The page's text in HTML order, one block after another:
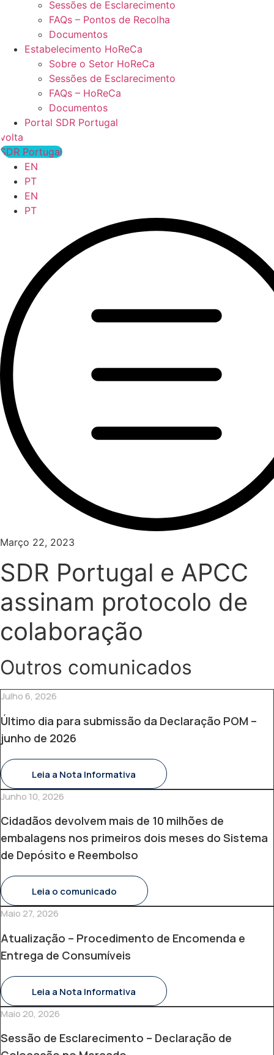
Sessões de Esclarecimento
FAQs – Pontos de Recolha
Documentos
Estabelecimento HoReCa
Sobre o Setor HoReCa
Sessões de Esclarecimento
FAQs – HoReCa
Documentos
Portal SDR Portugal
volta
SDR Portugal
EN
PT
EN
PT
Março 22, 2023
SDR Portugal e APCC
assinam protocolo de
colaboração
Outros comunicados
Julho 6, 2026
Último dia para submissão da Declaração POM –
junho de 2026
Leia a Nota Informativa
Junho 10, 2026
Cidadãos devolvem mais de 10 milhões de
embalagens nos primeiros dois meses do Sistema
de Depósito e Reembolso
Leia o comunicado
Maio 27, 2026
Atualização – Procedimento de Encomenda e
Entrega de Consumíveis
Leia a Nota Informativa
Maio 20, 2026
Sessão de Esclarecimento – Declaração de